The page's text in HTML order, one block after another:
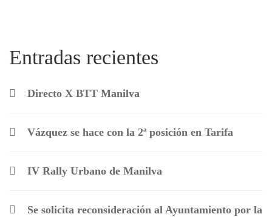
Entradas recientes
Directo X BTT Manilva
Vázquez se hace con la 2ª posición en Tarifa
IV Rally Urbano de Manilva
Se solicita reconsideración al Ayuntamiento por la